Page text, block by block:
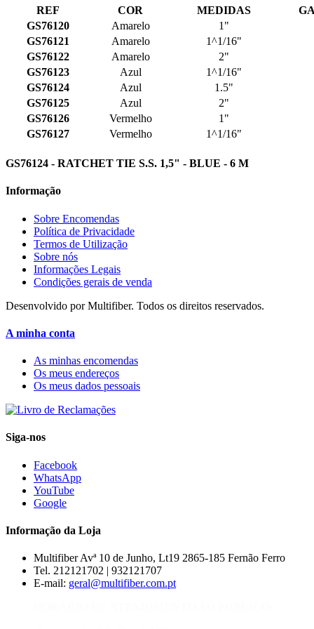
REF COR MEDIDAS
GS76120
Amarelo
1"
GS76121
Amarelo
1^1/16"
GS76122
Amarelo
2"
GS76123
Azul
1^1/16"
GS76124
Azul
1.5"
GS76125
Azul
2"
GS76126
Vermelho
1"
GS76127
Vermelho 1^1/16"
GS76124 - RATCHET TIE S.S. 1,5" - BLUE - 6 M
Informação
Sobre Encomendas
Política de Privacidade
Termos de Utilização
Sobre nós
Informações Legais
Condições gerais de venda
Desenvolvido por Multifiber. Todos os direitos reservados.
A minha conta
As minhas encomendas
Os meus endereços
Os meus dados pessoais
Siga-nos
Facebook
WhatsApp
YouTube
Google
Informação da Loja
MultifiberAvª 10 de Junho, Lt19 2865-185 Fernão Ferro
Tel. 212121702 | 932121707
E-mail: geral@multifiber.com.pt